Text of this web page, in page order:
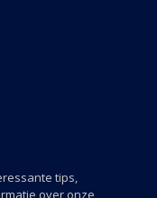
tips,
over onze